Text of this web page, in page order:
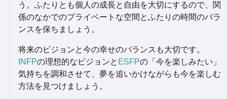
う。ふたりとも個人の成長と自由を大切にするので、関
係のなかでのプライベートな空間とふたりの時間のバラ
ンスを保ちましょう。
将来のビジョンと今の幸せのバランスも大切です。
INFPの理想的なビジョンと ESFPの「今を楽しみたい」
気持ちを調和させて、夢を追いかけながらも今を楽しむ
方法を見つけましょう。